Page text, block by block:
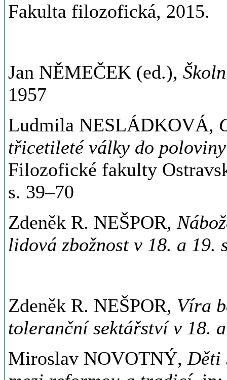
Fakulta filozofická, 2015.
Jan NĚMEČEK (ed.),
1957
Ludmila NESLÁDKOVÁ,
třicetileté války do
Filozofické fakulty
s. 39–70
Zdeněk R. NEŠPOR,
lidová zbožnost v 18. a 19.
Zdeněk R. NEŠPOR, Víra
toleranční sektářství v 18.
Miroslav NOVOTNÝ, Děti